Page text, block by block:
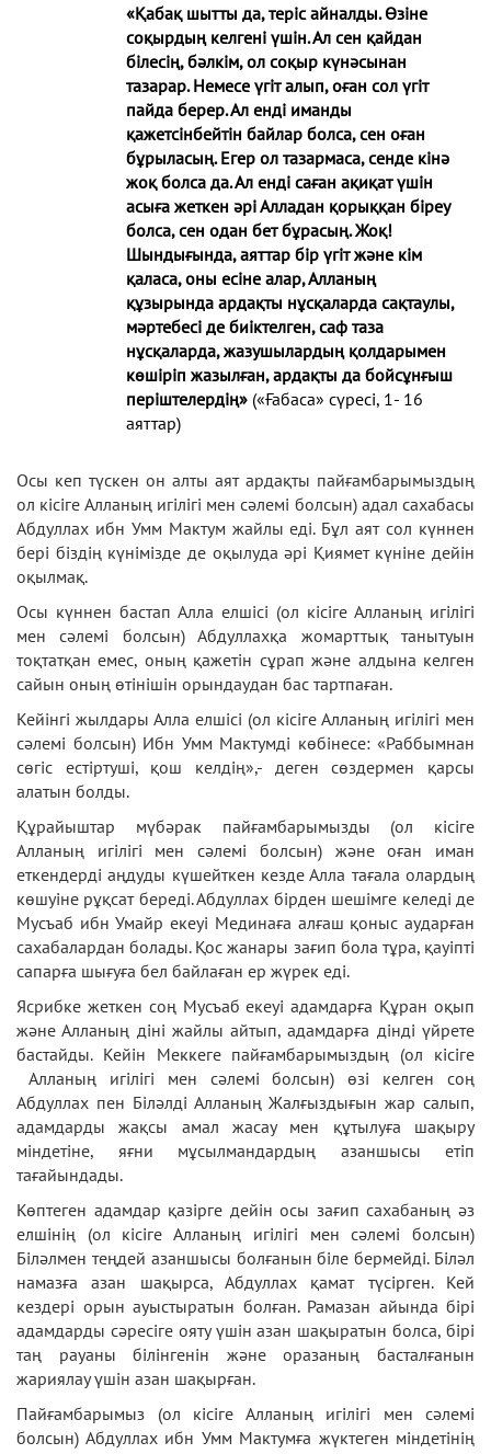
«Қабақ шытты да, теріс айналды. Өзіне
соқырдың келгені үшін. Ал сен қайдан
білесің, бәлкім, ол соқыр күнәсынан
тазарар. Немесе үгіт алып, оған сол үгіт
пайда берер. Ал енді иманды
қажетсінбейтін байлар болса, сен оған
бұрыласың. Егер ол тазармаса, сенде кінә
жоқ болса да. Ал енді саған ақиқат үшін
асыға жеткен әрі Алладан қорыққан біреу
болса, сен одан бет бұрасың. Жоқ!
Шындығында, аяттар бір үгіт және кім
қаласа, оны есіне алар, Алланың
құзырында ардақты нұсқаларда сақтаулы,
мәртебесі де биіктелген, саф таза
нұсқаларда, жазушылардың қолдарымен
көшіріп жазылған, ардақты да бойсұнғыш
періштелердің» («Ғабаса» сүресі, 1- 16
аяттар)
Осы кеп түскен он алты аят ардақты пайғамбарымыздың
ол кісіге Алланың игілігі мен сәлемі болсын) адал сахабасы
Абдуллах ибн Умм Мактум жайлы еді. Бұл аят сол күннен
бері біздің күнімізде де оқылуда әрі Қиямет күніне дейін
оқылмақ.
Осы күннен бастап Алла елшісі (ол кісіге Алланың игілігі
мен сәлемі болсын) Абдуллахқа жомарттық танытуын
тоқтатқан емес, оның қажетін сұрап және алдына келген
сайын оның өтінішін орындаудан бас тартпаған.
Кейінгі жылдары Алла елшісі (ол кісіге Алланың игілігі мен
сәлемі болсын) Ибн Умм Мактумді көбінесе: «Раббымнан
сөгіс естіртуші, қош келдің»,- деген сөздермен қарсы
алатын болды.
Құрайыштар мүбәрак пайғамбарымызды (ол кісіге
Алланың игілігі мен сәлемі болсын) және оған иман
еткендерді аңдуды күшейткен кезде Алла тағала олардың
көшуіне рұқсат береді. Абдуллах бірден шешімге келеді де
Мусъаб ибн Умайр екеуі Мединаға алғаш қоныс аударған
сахабалардан болады. Қос жанары зағип бола тұра, қауіпті
сапарға шығуға бел байлаған ер жүрек еді.
Ясрибке жеткен соң Мусъаб екеуі адамдарға Құран оқып
және Алланың діні жайлы айтып, адамдарға дінді үйрете
бастайды. Кейін Меккеге пайғамбарымыздың (ол кісіге
Алланың игілігі мен сәлемі болсын) өзі келген соң
Абдуллах пен Біләлді Алланың Жалғыздығын жар салып,
адамдарды жақсы амал жасау мен құтылуға шақыру
міндетіне, яғни мұсылмандардың азаншысы етіп
тағайындады.
Көптеген адамдар қазірге дейін осы зағип сахабаның әз
елшінің (ол кісіге Алланың игілігі мен сәлемі болсын)
Біләлмен теңдей азаншысы болғанын біле бермейді. Біләл
намазға азан шақырса, Абдуллах қамат түсірген. Кей
кездері орын ауыстыратын болған. Рамазан айында бірі
адамдарды сәресіге ояту үшін азан шақыратын болса, бірі
таң рауаны білінгенін және оразаның басталғанын
жариялау үшін азан шақырған.
Пайғамбарымыз (ол кісіге Алланың игілігі мен сәлемі
болсын) Абдуллах ибн Умм Мактумға жүктеген міндетінің